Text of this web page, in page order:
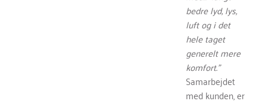
bedre lyd, lys,
luft og i det
hele taget
generelt mere
komfort."
Samarbejdet
med kunden, er